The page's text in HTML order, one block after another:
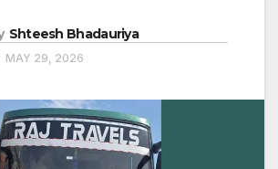
Shteesh Bhadauriya
MAY 29, 2026